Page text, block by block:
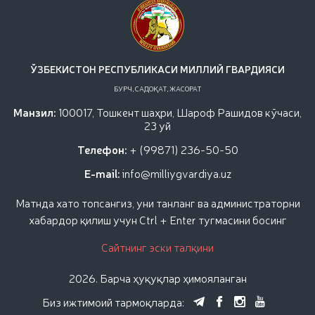
уруши қатнашчиларини рағбатлантириш
тўғрисида"ги
ЎЗБЕКИСТОН РЕСПУБЛИКАСИ МИЛЛИЙ ГВАРДИЯСИ
БУРЧ, САДОҚАТ, ЖАСОРАТ
Манзил: 100017, Тошкент шаҳри, Шароф Рашидов кўчаси,
23 уй
Телефон: + (99871) 236-50-50
E-mail:info@milliygvardiya.uz
Матнда хато топсангиз, уни танланг ва администраторни
хабардор қилиш учун Ctrl + Enter тугмасини босинг
Сайтнинг эски талқини
2026. Барча ҳуқуқлар ҳимояланган
Биз ижтимоий тармоқларда: